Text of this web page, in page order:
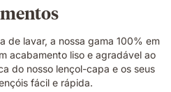
de lavar, a nossa gama 100% em
acabamento liso e agradável ao
do nosso lençol-capa e os seus
fácil e rápida.